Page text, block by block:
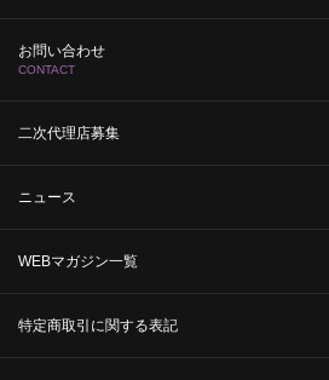
お問い合わせ
CONTACT
二次代理店募集
ニュース
WEBマガジン一覧
特定商取引に関する表記